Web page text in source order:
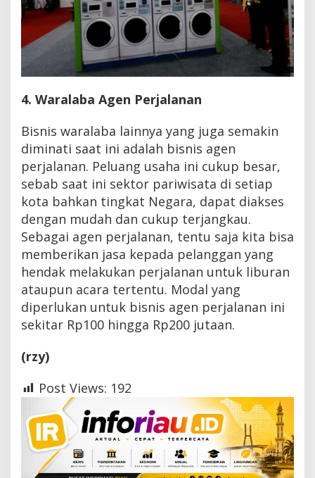
4. Waralaba Agen Perjalanan
Bisnis waralaba lainnya yang juga semakin
diminati saat ini adalah bisnis agen
perjalanan. Peluang usaha ini cukup besar,
sebab saat ini sektor pariwisata di setiap
kota bahkan tingkat Negara, dapat diakses
dengan mudah dan cukup terjangkau.
Sebagai agen perjalanan, tentu saja kita bisa
memberikan jasa kepada pelanggan yang
hendak melakukan perjalanan untuk liburan
ataupun acara tertentu. Modal yang
diperlukan untuk bisnis agen perjalanan ini
sekitar Rp100 hingga Rp200 jutaan.
(rzy)
Post Views: 192